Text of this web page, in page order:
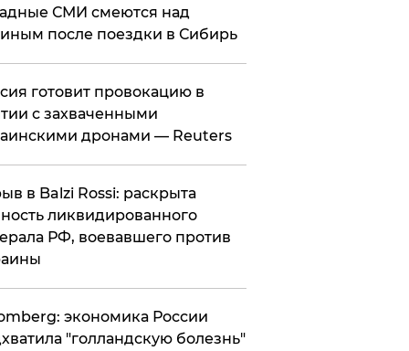
СМИ смеются над
после поездки в Сибирь
готовит провокацию в
с захваченными
дронами — Reuters
в Balzi Rossi: раскрыта
ликвидированного
РФ, воевавшего против
экономика России
"голландскую болезнь"